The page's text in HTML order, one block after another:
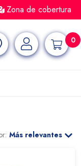
Zona de cobertura
0
Más relevantes